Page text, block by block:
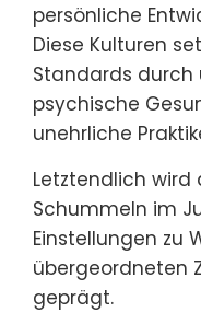
basierend auf
Normen.
In einigen
was zu einer
Schummeln als
Beispielsweise
Umgebungen
unethisches
rechtfertigt.
Umgekehrt